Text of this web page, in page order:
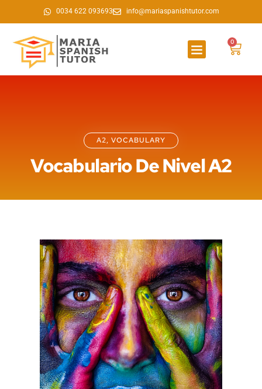
0034 622 093693 info@mariaspanishtutor.com
0
A2, VOCABULARY
Vocabulario De Nivel A2